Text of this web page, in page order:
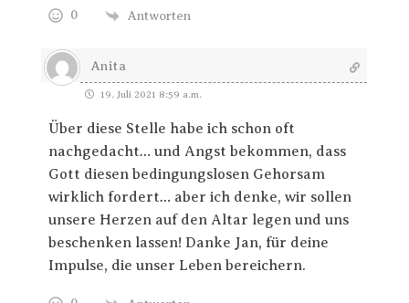
0 Antworten
Anita
19. Juli 2021 8:59 a.m.
Über diese Stelle habe ich schon oft
nachgedacht… und Angst bekommen, dass
Gott diesen bedingungslosen Gehorsam
wirklich fordert… aber ich denke, wir sollen
unsere Herzen auf den Altar legen und uns
beschenken lassen! Danke Jan, für deine
Impulse, die unser Leben bereichern.